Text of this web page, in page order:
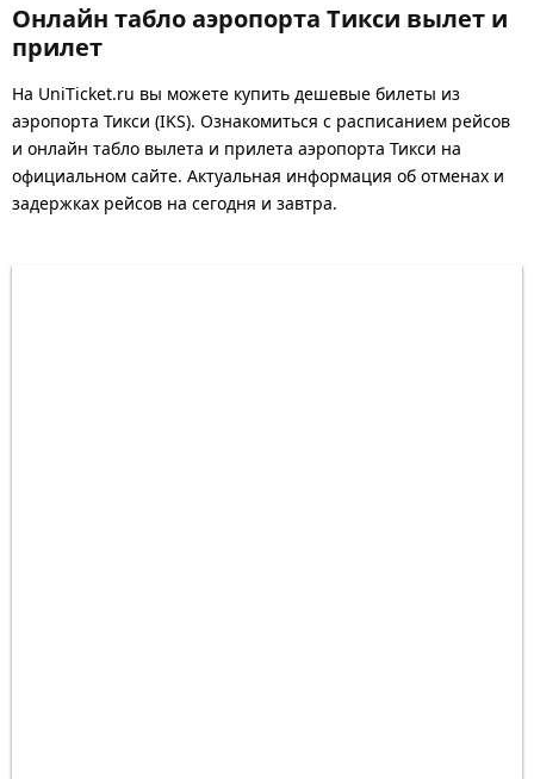
Онлайн табло аэропорта Тикси вылет и
прилет
На UniTicket.ru вы можете купить дешевые билеты из
аэропорта Тикси (IKS). Ознакомиться с расписанием рейсов
и онлайн табло вылета и прилета аэропорта Тикси на
официальном сайте. Актуальная информация об отменах и
задержках рейсов на сегодня и завтра.